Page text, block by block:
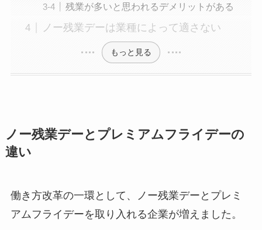
残業が多いと思われるデメリットがある
ノー残業デーは業種によって適さない
もっと見る
ノー残業デーとプレミアムフライデーの
違い
働き方改革の一環として、ノー残業デーとプレミ
アムフライデーを取り入れる企業が増えました。